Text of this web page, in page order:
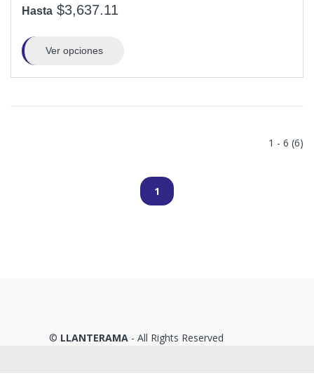
Hasta $3,637.11
Ver opciones
1 - 6 (6)
1
© LLANTERAMA - All Rights Reserved